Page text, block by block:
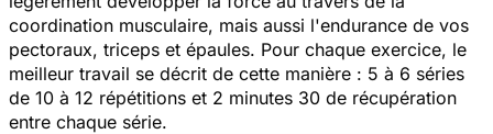
coordination musculaire, mais aussi l'endurance de vos
pectoraux, triceps et épaules. Pour chaque exercice, le
meilleur travail se décrit de cette manière : 5 à 6 séries
de 10 à 12 répétitions et 2 minutes 30 de récupération
entre chaque série.